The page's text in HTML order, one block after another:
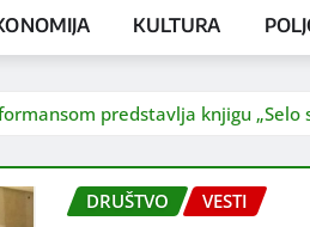
KULTURA
predstavlja knjigu „Selo
DRUŠTVO VESTI